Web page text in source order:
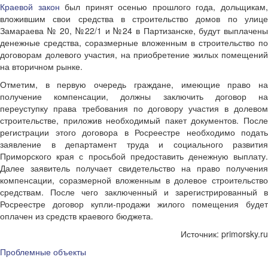
Краевой закон был принят осенью прошлого года, дольщикам,
вложившим свои средства в строительство домов по улице
Замараева № 20, №22/1 и №24 в Партизанске, будут выплачены
денежные средства, соразмерные вложенным в строительство по
договорам долевого участия, на приобретение жилых помещений
на вторичном рынке.
Отметим, в первую очередь граждане, имеющие право на
получение компенсации, должны заключить договор на
переуступку права требования по договору участия в долевом
строительстве, приложив необходимый пакет документов. После
регистрации этого договора в Росреестре необходимо подать
заявление в департамент труда и социального развития
Приморского края с просьбой предоставить денежную выплату.
Далее заявитель получает свидетельство на право получения
компенсации, соразмерной вложенным в долевое строительство
средствам. После чего заключенный и зарегистрированный в
Росреестре договор купли-продажи жилого помещения будет
оплачен из средств краевого бюджета.
Источник: primorsky.ru
Проблемные объекты